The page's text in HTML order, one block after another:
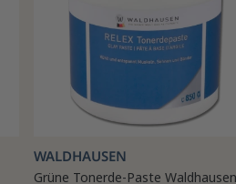
WALDHAUSEN
Grüne Tonerde-Paste Waldhausen